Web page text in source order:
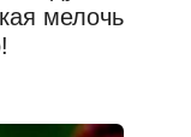
мелочь